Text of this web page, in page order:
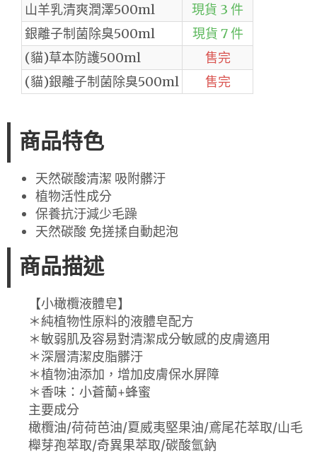
山羊乳清爽潤澤500ml
現貨 3 件
銀離子制菌除臭500ml
現貨 7 件
(貓)草本防護500ml
售完
(貓)銀離子制菌除臭500ml
售完
商品特色
天然碳酸清潔 吸附髒汙
植物活性成分
保養抗汙減少毛躁
天然碳酸 免搓揉自動起泡
商品描述
【小橄欖液體皂】
＊純植物性原料的液體皂配方
＊敏弱肌及容易對清潔成分敏感的皮膚適用
＊深層清潔皮脂髒汙
＊植物油添加，增加皮膚保水屏障
＊香味：小蒼蘭+蜂蜜
主要成分
橄欖油/荷荷芭油/夏威夷堅果油/鳶尾花萃取/山毛
櫸芽孢萃取/奇異果萃取/碳酸氫鈉